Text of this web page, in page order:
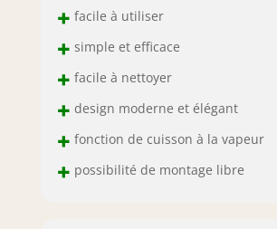
+ facile à utiliser
+ simple et efficace
+ facile à nettoyer
+ design moderne et élégant
+ fonction de cuisson à la vapeur
+ possibilité de montage libre